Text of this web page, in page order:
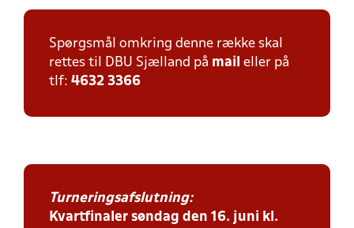
Spørgsmål omkring denne række skal
rettes til DBU Sjælland på mail eller på
tlf: 4632 3366
Turneringsafslutning:
Kvartfinaler søndag den 16. juni kl.